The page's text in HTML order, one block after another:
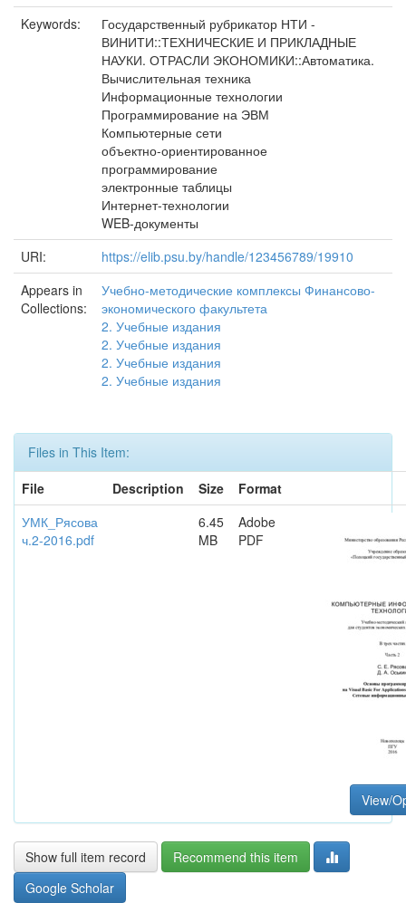
Keywords:
Государственный рубрикатор НТИ -
ВИНИТИ::ТЕХНИЧЕСКИЕ И ПРИКЛАДНЫЕ
НАУКИ. ОТРАСЛИ ЭКОНОМИКИ::Автоматика.
Вычислительная техника
Информационные технологии
Программирование на ЭВМ
Компьютерные сети
объектно-ориентированное
программирование
электронные таблицы
Интернет-технологии
WEB-документы
URI:
https://elib.psu.by/handle/123456789/19910
Appears in
Collections:
Учебно-методические комплексы Финансово-
экономического факультета
2. Учебные издания
2. Учебные издания
2. Учебные издания
2. Учебные издания
Files in This Item:
File
Description Size
Format
УМК_Рясова
ч.2-2016.pdf
6.45
MB
Adobe
PDF
View/
Show full item record
Recommend this item
Google Scholar